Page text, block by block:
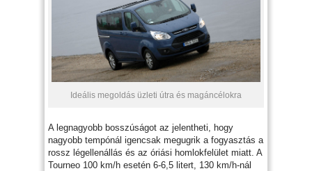
Ideális megoldás üzleti útra és magáncélokra
A legnagyobb bosszúságot az jelentheti, hogy
nagyobb tempónál igencsak megugrik a fogyasztás a
rossz légellenállás és az óriási homlokfelület miatt. A
Tourneo 100 km/h esetén 6-6,5 litert, 130 km/h-nál